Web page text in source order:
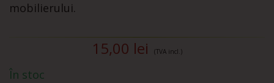
mobilierului.
15,00 lei (TVA incl.)
În stoc